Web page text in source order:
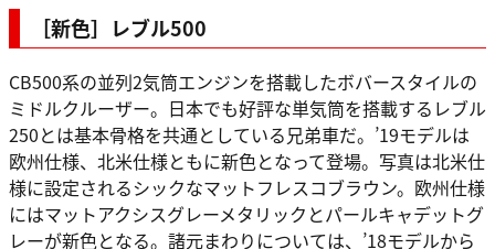
［新色］レブル500
CB500系の並列2気筒エンジンを搭載したボバースタイルの
ミドルクルーザー。日本でも好評な単気筒を搭載するレブル
250とは基本骨格を共通としている兄弟車だ。’19モデルは
欧州仕様、北米仕様ともに新色となって登場。写真は北米仕
様に設定されるシックなマットフレスコブラウン。欧州仕様
にはマットアクシスグレーメタリックとパールキャデットグ
レーが新色となる。諸元まわりについては、’18モデルから